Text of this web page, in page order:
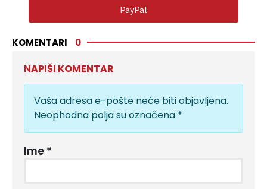
PayPal
KOMENTARI 0
NAPIŠI KOMENTAR
Vaša adresa e-pošte neće biti objavljena.
Neophodna polja su označena *
Ime *